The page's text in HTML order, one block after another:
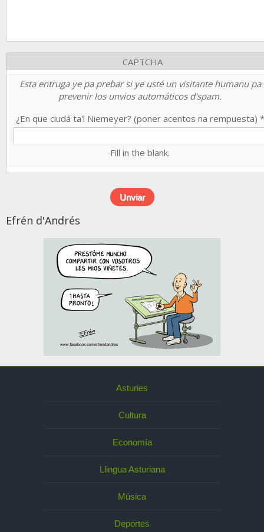
CAPTCHA
Esta entruga ye pa prebar si ye usté un visitante humanu pa
prevenir los unvios automáticos d'spam.
¿En que ciudá ta'l Niemeyer? (poner acentos na rempuesta) *
Fill in the blank.
Efrén d'Andrés
Asturies
Cultura
Economía
Llingua Asturiana
Música
Deportes